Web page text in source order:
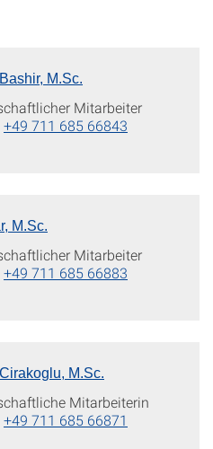
M.Sc.
Mitarbeiter
+49 711 685 66843
M.Sc.
Mitarbeiter
+49 711 685 66883
M.Sc.
Mitarbeiterin
+49 711 685 66871